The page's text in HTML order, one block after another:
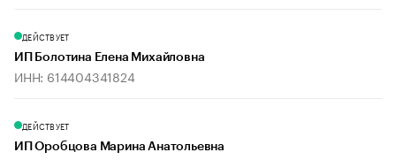
ДЕЙСТВУЕТ
ИП Болотина Елена Михайловна
ИНН: 614404341824
ДЕЙСТВУЕТ
ИП Оробцова Марина Анатольевна